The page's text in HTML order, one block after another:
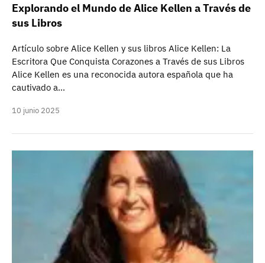
Explorando el Mundo de Alice Kellen a Través de
sus Libros
Artículo sobre Alice Kellen y sus libros Alice Kellen: La
Escritora Que Conquista Corazones a Través de sus Libros
Alice Kellen es una reconocida autora española que ha
cautivado a…
10 junio 2025